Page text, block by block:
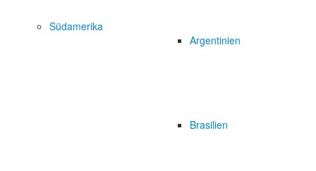
Südamerika
Argentinien
Brasilien